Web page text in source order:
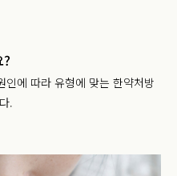
인에 따라 유형에 맞는 한약처방
.